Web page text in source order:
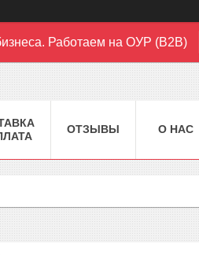
Работаем на ОУР (B2B)
ОТЗЫВЫ О НАС